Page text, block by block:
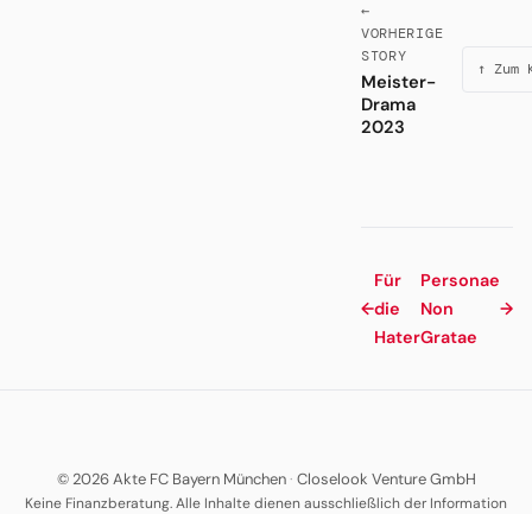
←
VORHERIGE
STORY
Meister-
Drama
2023
↑
←
Für
die
Hater
Personae
Non
Gratae
→
© 2026 Akte FC Bayern München· Closelook Venture GmbH
Keine Finanzberatung. Alle Inhalte dienen ausschließlich der Information